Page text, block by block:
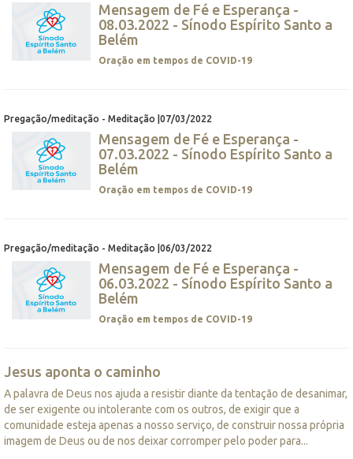
Mensagem de Fé e Esperança -
08.03.2022 - Sínodo Espírito Santo a
Belém
Oração em tempos de COVID-19
Pregação/meditação - Meditação |07/03/2022
Mensagem de Fé e Esperança -
07.03.2022 - Sínodo Espírito Santo a
Belém
Oração em tempos de COVID-19
Pregação/meditação - Meditação |06/03/2022
Mensagem de Fé e Esperança -
06.03.2022 - Sínodo Espírito Santo a
Belém
Oração em tempos de COVID-19
Jesus aponta o caminho
A palavra de Deus nos ajuda a resistir diante da tentação de desanimar,
de ser exigente ou intolerante com os outros, de exigir que a
comunidade esteja apenas a nosso serviço, de construir nossa própria
imagem de Deus ou de nos deixar corromper pelo poder para...